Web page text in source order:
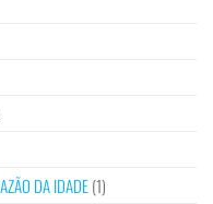
DA IDADE(1)